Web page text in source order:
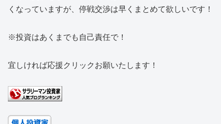
くなっていますが、停戦交渉は早くまとめて欲しいです！
※投資はあくまでも自己責任で！
宜しければ応援クリックお願いたします！